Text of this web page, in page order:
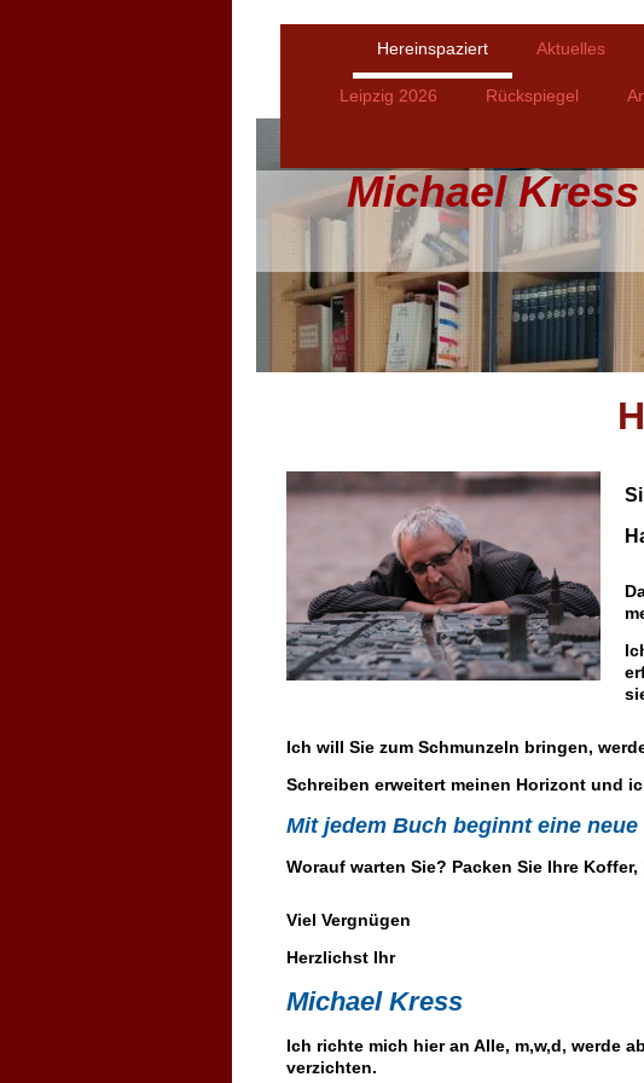
Hereinspaziert Aktuelles
Leipzig 2026 Rückspiegel
Michael Kress
Ich will Sie zum Schmunzeln bringen,
Schreiben erweitert meinen Horizont und
Mit jedem Buch beginnt eine neue
Worauf warten Sie? Packen Sie Ihre Koffer,
Viel Vergnügen
Herzlichst Ihr
Michael Kress
Ich richte mich hier an Alle, m,w,d, werde
verzichten.